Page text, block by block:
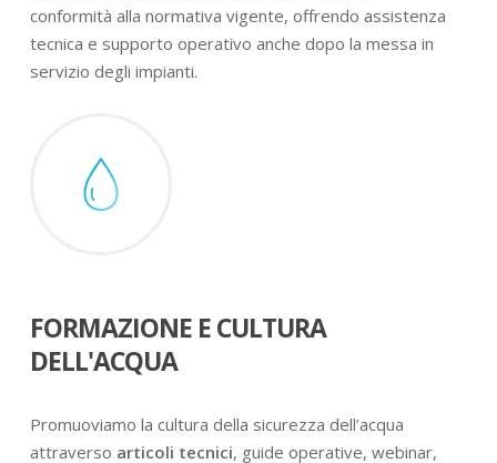
conformità alla normativa vigente, offrendo assistenza
tecnica e supporto operativo anche dopo la messa in
servizio degli impianti.
FORMAZIONE E CULTURA
DELL'ACQUA
Promuoviamo la cultura della sicurezza dell’acqua
attraverso articoli tecnici, guide operative, webinar,